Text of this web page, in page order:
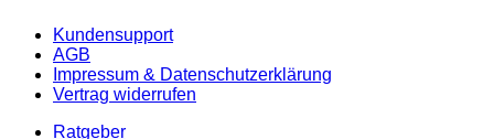
Kundensupport
AGB
Impressum & Datenschutzerklärung
Vertrag widerrufen
Ratgeber